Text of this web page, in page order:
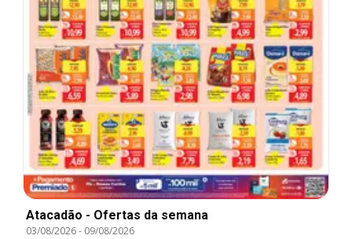
Atacadão - Ofertas da semana
03/08/2026- 09/08/2026